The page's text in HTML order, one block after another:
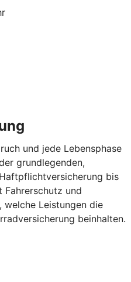
und jede Lebensphase
grundlegenden,
bis
Fahrerschutz und
welche Leistungen die
beinhalten.